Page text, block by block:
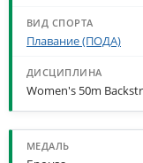
Плавание (ПОДА)
Women's 50m